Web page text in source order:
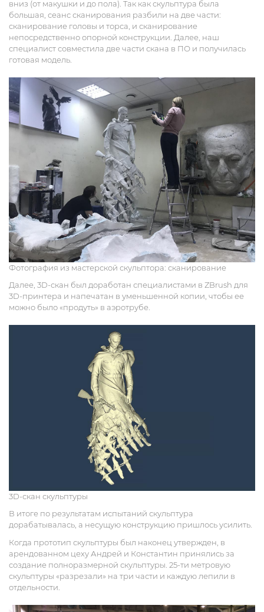
вниз (от макушки и до пола). Так как скульптура была
большая, сеанс сканирования разбили на две части:
сканирование головы и торса, и сканирование
непосредственно опорной конструкции. Далее, наш
специалист совместила две части скана в ПО и получилась
готовая модель.
Фотография из мастерской скульптора: сканирование
Далее, 3D-скан был доработан специалистами в ZBrush для
3D-принтера и напечатан в уменьшенной копии, чтобы ее
можно было «продуть» в аэротрубе.
3D-скан скульптуры
В итоге по результатам испытаний скульптура
дорабатывалась, а несущую конструкцию пришлось усилить.
Когда прототип скульптуры был наконец утвержден, в
арендованном цеху Андрей и Константин принялись за
создание полноразмерной скульптуры. 25-ти метровую
скульптуры «разрезали» на три части и каждую лепили в
отдельности.